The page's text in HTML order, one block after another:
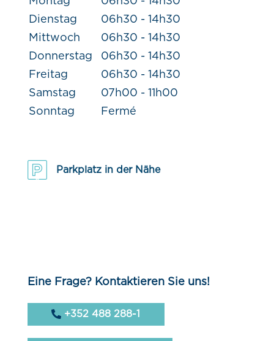
Dienstag
06h30 - 14h30
Mittwoch
06h30 - 14h30
Donnerstag
06h30 - 14h30
Freitag
06h30 - 14h30
Samstag
07h00 - 11h00
Sonntag
Fermé
Parkplatz in der Nähe
Eine Frage? Kontaktieren Sie uns!
+352 488 288-1